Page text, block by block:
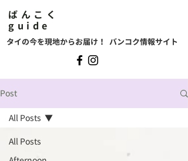
ばんこく
guide
タイの今を現地からお届け！ バンコク情報サイト
Post
All Posts
All Posts